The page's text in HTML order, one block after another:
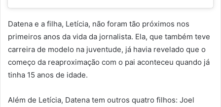
Datena e a filha, Letícia, não foram tão próximos nos
primeiros anos da vida da jornalista. Ela, que também teve
carreira de modelo na juventude, já havia revelado que o
começo da reaproximação com o pai aconteceu quando já
tinha 15 anos de idade.
Além de Letícia, Datena tem outros quatro filhos: Joel